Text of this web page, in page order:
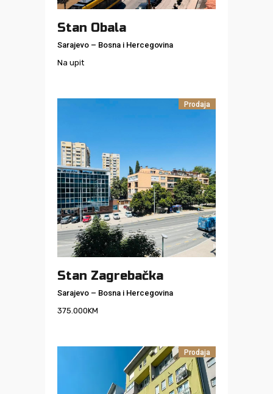
Stan Obala
Sarajevo – Bosna i Hercegovina
Na upit
Prodaja
Stan Zagrebačka
Sarajevo – Bosna i Hercegovina
375.000KM
Prodaja